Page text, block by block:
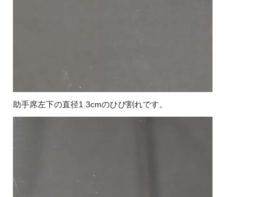
助手席左下の直径1.3cmのひび割れです。